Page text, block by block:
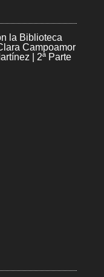
la Biblioteca
Campoamor
| 2ª Parte